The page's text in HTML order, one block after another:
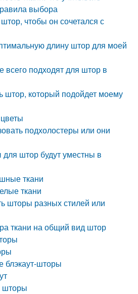
выбора
чтобы он сочетался с
длину штор для моей
всего подходят для штор в
штор, который подойдет моему
подхолостеры или они
для штор будут уместны в
ткани
ткани
шторы разных стилей или
ткани на общий вид штор
блэкаут-шторы
шторы